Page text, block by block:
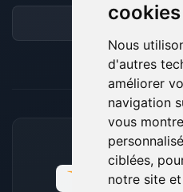
cookies
Nous
d'autres
améliorer
navigation
vous
ciblées,
notre site
MOYENS DE